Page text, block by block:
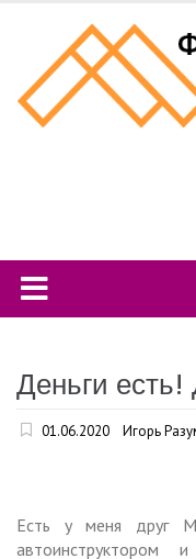
content
Деньги
01.06.2020 Игорь
Есть у меня друг